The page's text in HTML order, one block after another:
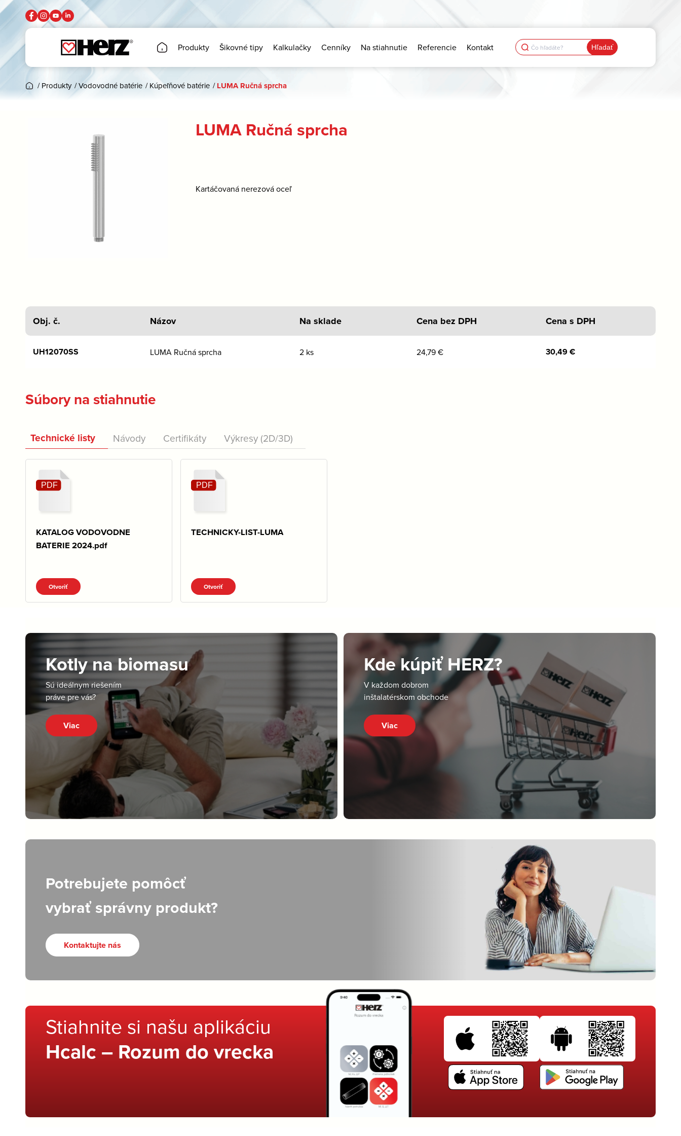
Produkty Šikovné tipy Kalkulačky Cenníky Na stiahnutie Referencie Kontakt Search
for:
/ Produkty /Vodovodné batérie / Kúpeľňové batérie / LUMA Ručná sprcha
LUMA Ručná sprcha
Kartáčovaná nerezová oceľ
Obj. č. Názov Na sklade Cena bez DPH Cena s DPH
UH12070SS LUMA Ručná sprcha 2 ks 24,79€ 30,49€
Súbory na stiahnutie
Technické listy Návody Certifikáty Výkresy (2D/3D)
KATALOG VODOVODNE
BATERIE 2024.pdf
Otvoriť
TECHNICKY-LIST-LUMA
Otvoriť
Kotly na biomasu
Sú ideálnym riešením
práve pre vás?
Viac
Kde kúpiť HERZ?
V každom dobrom
inštalatérskom obchode
Viac
Potrebujete pomôcť
vybrať správny produkt?
Kontaktujte nás
Stiahnite si našu aplikáciu
Hcalc – Rozum do vrecka